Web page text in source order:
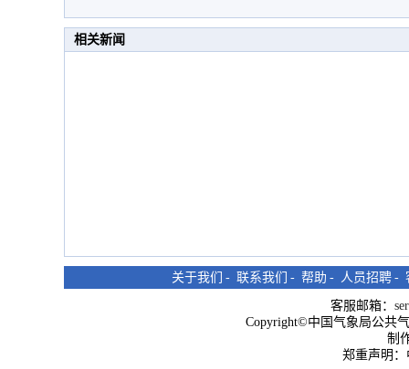
相关新闻
关于我们 - 联系我们 - 帮助 - 人员招聘 -
客服邮箱：
Copyright©中国气象局公共
制
郑重声明